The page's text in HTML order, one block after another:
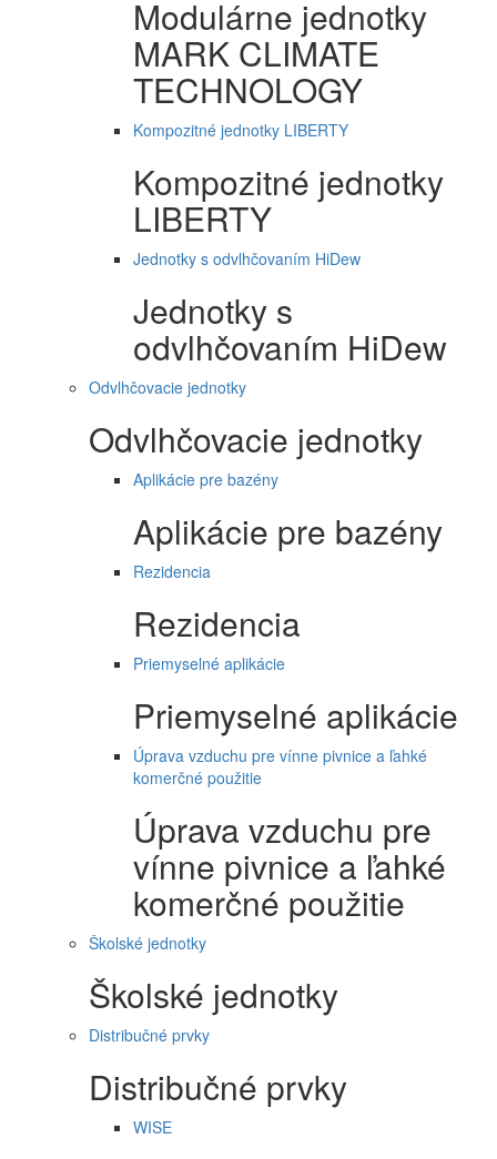
Modulárne jednotky
MARK CLIMATE
TECHNOLOGY
Kompozitné jednotky LIBERTY
Kompozitné jednotky
LIBERTY
Jednotky s odvlhčovaním HiDew
Jednotky s
odvlhčovaním HiDew
Odvlhčovacie jednotky
Odvlhčovacie jednotky
Aplikácie pre bazény
Aplikácie pre bazény
Rezidencia
Rezidencia
Priemyselné aplikácie
Priemyselné aplikácie
Úprava vzduchu pre vínne pivnice a ľahké
komerčné použitie
Úprava vzduchu pre
vínne pivnice a ľahké
komerčné použitie
Školské jednotky
Školské jednotky
Distribučné prvky
Distribučné prvky
WISE